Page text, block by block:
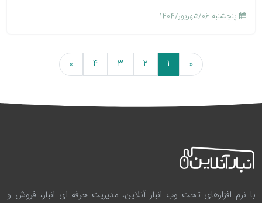
پنجشنبه 06/شهریور/1404
«
1
2
3
4
»
با نرم افزارهای تحت وب انبار آنلاین، مدیریت حرفه ای انبار، فروش و